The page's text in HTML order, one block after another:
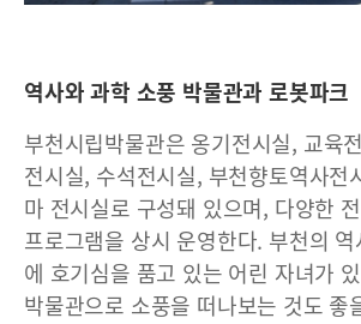
역사와 과학 소풍 박물관과 로봇파크
부천시립박물관은 옹기전시실, 교육
전시실, 수석전시실, 부천향토역사전
마 전시실로 구성돼 있으며, 다양한
프로그램을 상시 운영한다. 부천의
에 호기심을 품고 있는 어린 자녀가
박물관으로 소풍을 떠나보는 것도 좋